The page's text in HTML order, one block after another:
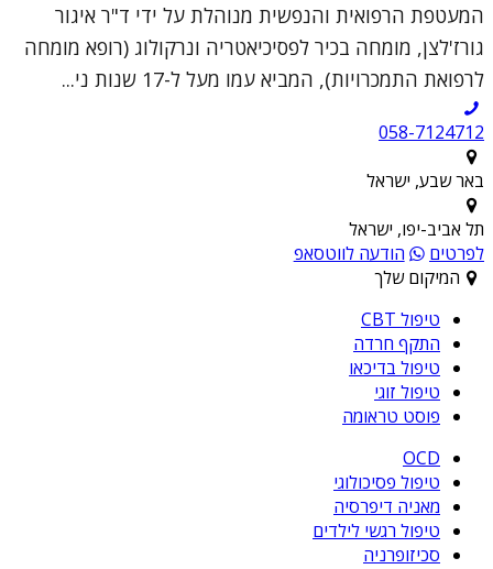
המעטפת הרפואית והנפשית מנוהלת על ידי ד"ר איגור
גורז'לצן, מומחה בכיר לפסיכיאטריה ונרקולוג (רופא מומחה
לרפואת התמכרויות), המביא עמו מעל ל-17 שנות ני...
058-7124712
באר שבע, ישראל
תל אביב-יפו, ישראל
לפרטים
הודעה לווטסאפ
המיקום שלך
טיפול CBT
התקף חרדה
טיפול בדיכאו
טיפול זוגי
פוסט טראומה
OCD
טיפול פסיכולוגי
מאניה דיפרסיה
טיפול רגשי לילדים
סכיזופרניה